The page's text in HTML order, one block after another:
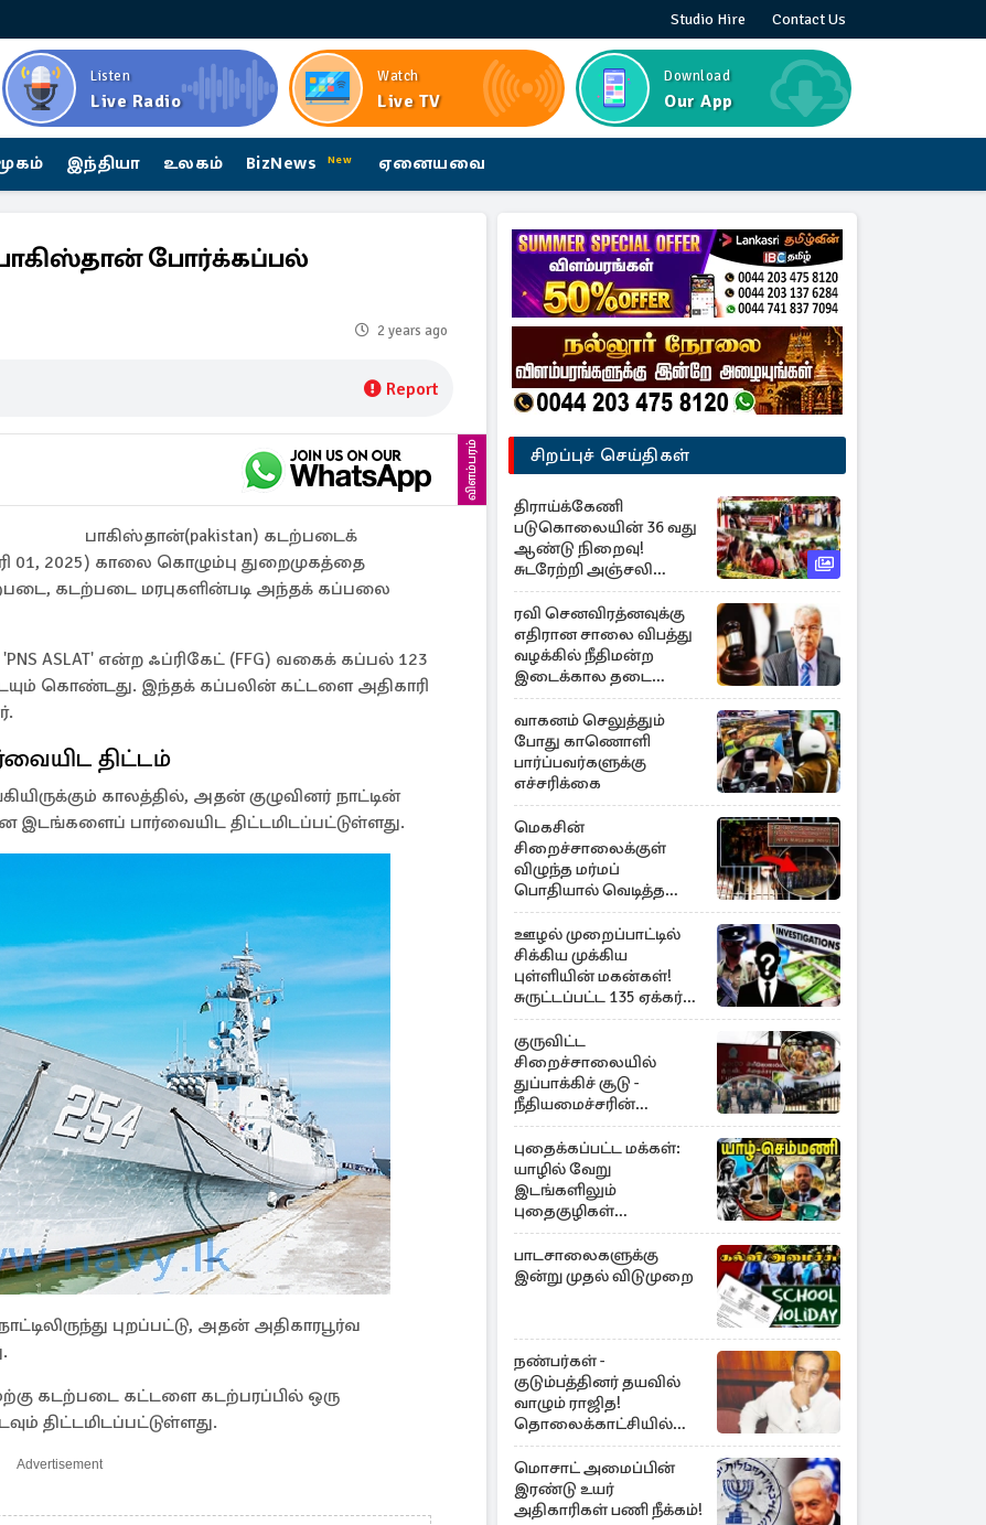
Studio Hire Contact Us
Listen
Live Radio
Watch
Live TV
Download
Our App
இந்தியா உலகம் BizNews New ஏனையவை
போர்க்கப்பல்
2 years ago
Report
விளம்பரம்
பாகிஸ்தான்(pakistan) கடற்படைக்
01, 2025) காலை கொழும்பு துறைமுகத்தை
கடற்படை மரபுகளின்படி அந்தக் கப்பலை
ASLAT' என்ற ஃப்ரிகேட் (FFG) வகைக் கப்பல் 123
கொண்டது. இந்தக் கப்பலின் கட்டளை அதிகாரி
திட்டம்
காலத்தில், அதன் குழுவினர் நாட்டின்
இடங்களைப் பார்வையிட திட்டமிடப்பட்டுள்ளது.
புறப்பட்டு, அதன் அதிகாரபூர்வ
கடற்படை கட்டளை கடற்பரப்பில் ஒரு
திட்டமிடப்பட்டுள்ளது.
Advertisement
சிறப்புச் செய்திகள்
திராய்க்கேணி
படுகொலையின் 36 வது
ஆண்டு நிறைவு!
சுடரேற்றி அஞ்சலி
செலுத்திய மக்கள்
ரவி செனவிரத்னவுக்கு
எதிரான சாலை விபத்து
வழக்கில் நீதிமன்ற
இடைக்கால தடை
உத்தரவு!
வாகனம் செலுத்தும்
போது காணொளி
பார்ப்பவர்களுக்கு
எச்சரிக்கை
மெகசின்
சிறைச்சாலைக்குள்
விழுந்த மர்மப்
பொதியால் வெடித்த
மோதல் - ஒருவர் பலி :
பலர் காயம்
ஊழல் முறைப்பாட்டில்
சிக்கிய முக்கிய
புள்ளியின் மகன்கள்!
சுருட்டப்பட்ட 135 ஏக்கர்
தேயிலைத் தோட்டம்
குருவிட்ட
சிறைச்சாலையில்
துப்பாக்கிச் சூடு -
நீதியமைச்சரின்
அறிவிப்பு
புதைக்கப்பட்ட மக்கள்:
யாழில் வேறு
இடங்களிலும்
புதைகுழிகள்
இருக்கலாம்..!
எழுமாற்றாக அகழ்வு
பாடசாலைகளுக்கு
இன்று முதல் விடுமுறை
நண்பர்கள் -
குடும்பத்தினர் தயவில்
வாழும் ராஜித!
தொலைக்காட்சியில்
குமுறல்
மொசாட் அமைப்பின்
இரண்டு உயர்
அதிகாரிகள் பணி நீக்கம்!